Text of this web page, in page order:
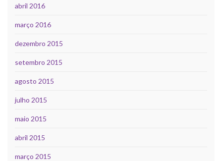
abril 2016
março 2016
dezembro 2015
setembro 2015
agosto 2015
julho 2015
maio 2015
abril 2015
março 2015